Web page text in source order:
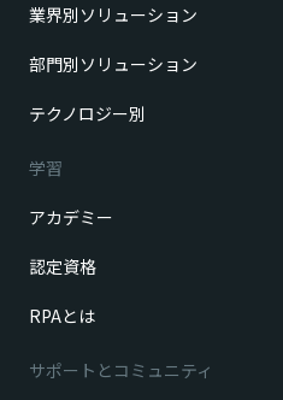
業界別ソリューション
部門別ソリューション
テクノロジー別
学習
アカデミー
認定資格
RPAとは
サポートとコミュニティ